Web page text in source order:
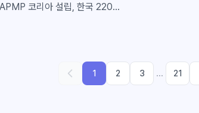
코리아 설립, 한국 220조·
1 2 3 ... 21